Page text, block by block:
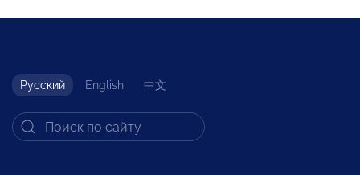
Русский English 中文